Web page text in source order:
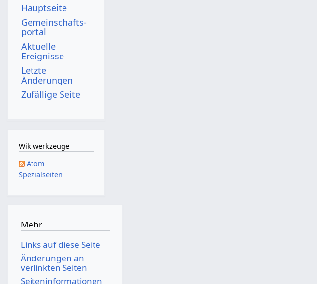
Hauptseite
Gemeinschafts­
portal
Aktuelle
Ereignisse
Letzte
Änderungen
Zufällige Seite
Wikiwerkzeuge
Atom
Spezialseiten
Mehr
Links auf diese Seite
Änderungen an
verlinkten Seiten
Seiten­­informationen